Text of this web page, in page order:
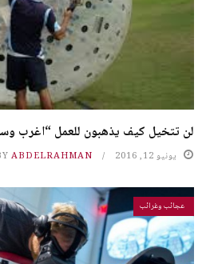
لن تتخيل كيف يذهبون للعمل “اغرب
يونيو 12, 2016 ABDELRAHMAN
عجائب وغرائب